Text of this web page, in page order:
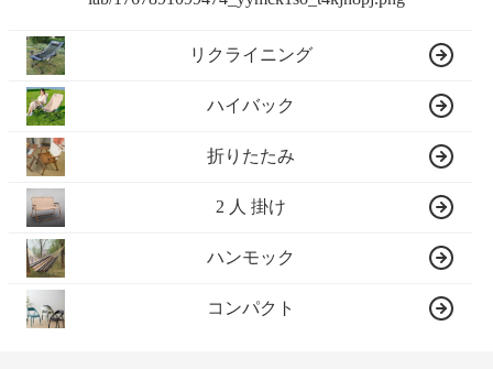
リクライニング
ハイバック
折りたたみ
2 人 掛け
ハンモック
コンパクト